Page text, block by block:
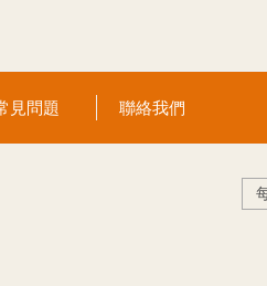
見問題 聯絡我們